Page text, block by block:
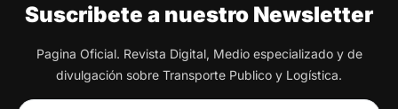
Suscribete a nuestro Newsletter
Pagina Oficial. Revista Digital, Medio especializado y de
divulgación sobre Transporte Publico y Logística.